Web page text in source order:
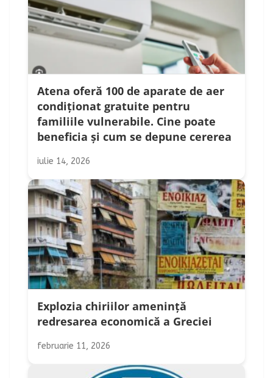
Atena oferă 100 de aparate de aer
condiționat gratuite pentru
familiile vulnerabile. Cine poate
beneficia și cum se depune cererea
iulie 14, 2026
Explozia chiriilor amenință
redresarea economică a Greciei
februarie 11, 2026